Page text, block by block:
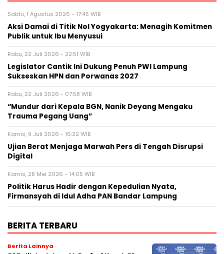
Sabtu, 1 Agustus 2026 - 17:45 WIB
Aksi Damai di Titik Nol Yogyakarta: Menagih Komitmen
Publik untuk Ibu Menyusui
Rabu, 22 Juli 2026 - 22:51 WIB
Legislator Cantik Ini Dukung Penuh PWI Lampung
Sukseskan HPN dan Porwanas 2027
Rabu, 22 Juli 2026 - 07:58 WIB
“Mundur dari Kepala BGN, Nanik Deyang Mengaku
Trauma Pegang Uang”
Kamis, 9 Juli 2026 - 16:22 WIB
Ujian Berat Menjaga Marwah Pers di Tengah Disrupsi
Digital
Kamis, 28 Mei 2026 - 14:05 WIB
Politik Harus Hadir dengan Kepedulian Nyata,
Firmansyah di Idul Adha PAN Bandar Lampung
BERITA TERBARU
Berita Lainnya